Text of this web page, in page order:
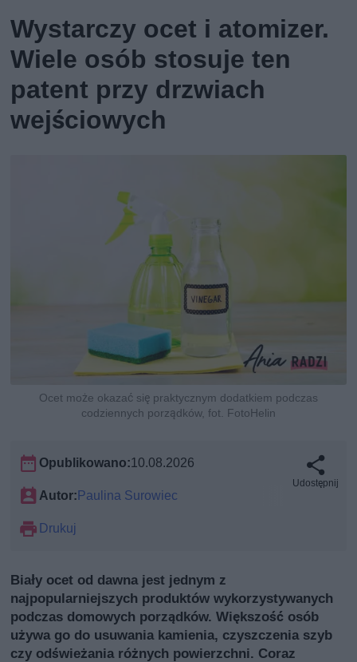
Wystarczy ocet i atomizer.
Wiele osób stosuje ten
patent przy drzwiach
wejściowych
Ocet może okazać się praktycznym dodatkiem podczas
codziennych porządków, fot. FotoHelin
Opublikowano:10.08.2026
Autor:Paulina Surowiec
Drukuj
Udostępnij
Biały ocet od dawna jest jednym z
najpopularniejszych produktów wykorzystywanych
podczas domowych porządków. Większość osób
używa go do usuwania kamienia, czyszczenia szyb
czy odświeżania różnych powierzchni. Coraz